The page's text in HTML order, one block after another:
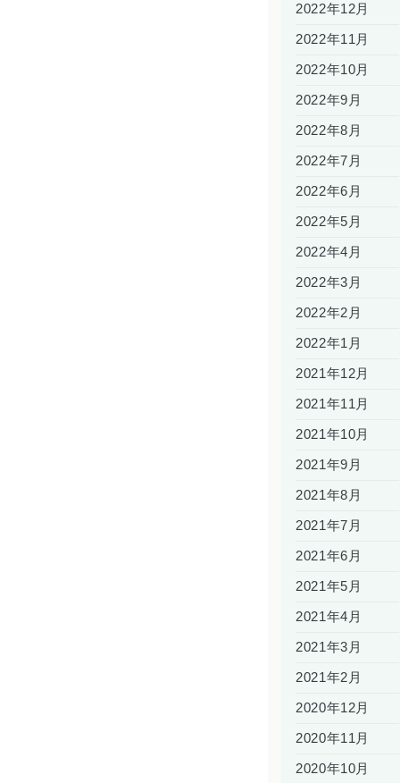
2022年12月
2022年11月
2022年10月
2022年9月
2022年8月
2022年7月
2022年6月
2022年5月
2022年4月
2022年3月
2022年2月
2022年1月
2021年12月
2021年11月
2021年10月
2021年9月
2021年8月
2021年7月
2021年6月
2021年5月
2021年4月
2021年3月
2021年2月
2020年12月
2020年11月
2020年10月